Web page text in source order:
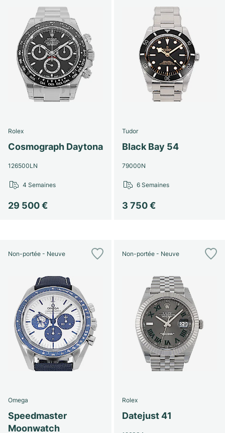
Rolex
Cosmograph Daytona
126500LN
29 500 €
4 Semaines
Tudor
Black Bay 54
79000N
3 750 €
6 Semaines
Non-portée - Neuve
Omega
Speedmaster
Moonwatch
Non-portée - Neuve
Rolex
Datejust 41